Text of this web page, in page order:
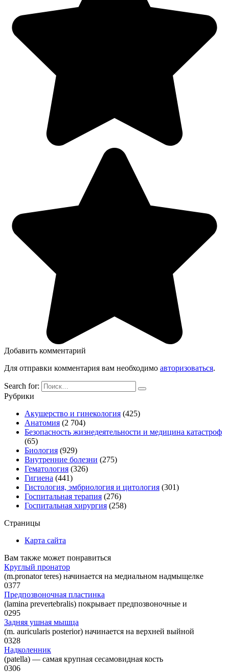
Добавить комментарий
Для отправки комментария вам необходимо авторизоваться.
Search for:
Рубрики
Акушерство и гинекология (425)
Анатомия (2 704)
Безопасность жизнедеятельности и медицина катастроф
(65)
Биология (929)
Внутренние болезни (275)
Гематология (326)
Гигиена (441)
Гистология, эмбриология и цитология (301)
Госпитальная терапия (276)
Госпитальная хирургия (258)
Страницы
Карта сайта
Вам также может понравиться
Круглый пронатор
(m.pronator teres) начинается на медиальном надмыщелке
0377
Предпозвоночная пластинка
(lamina prevertebralis) покрывает предпозвоночные и
0295
Задняя ушная мышца
(m. auricularis posterior) начинается на верхней выйной
0328
Надколенник
(patella) — самая крупная сесамовидная кость
0306